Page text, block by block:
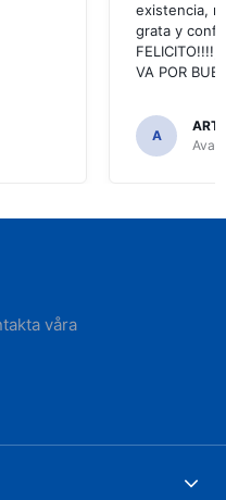
existencia,
grata y
FELICITO!!!!,
VA POR
A
våra